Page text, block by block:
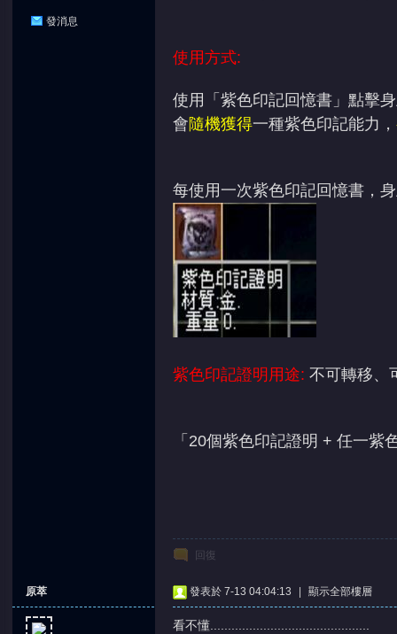
發消息
使用方式:
使用「紫色印記回憶書」點擊
會隨機獲得一種紫色印記能力，
每使用一次紫色印記回憶書，
紫色印記證明用途: 不可轉移、
「20個紫色印記證明 + 任一紫
回復
原萃 發表於 7-13 04:04:13 顯示全部樓層
看不懂.............................................